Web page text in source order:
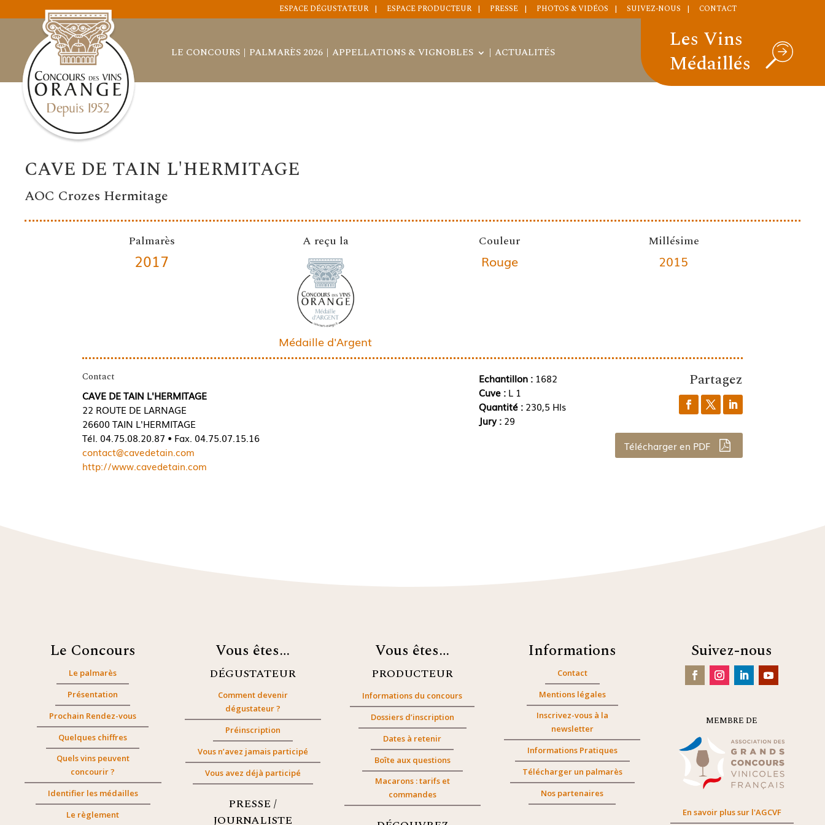
ESPACE DÉGUSTATEUR ESPACE PRODUCTEUR PRESSE PHOTOS & VIDÉOS SUIVEZ-NOUS CONTACT
LE CONCOURS PALMARÈS 2026 APPELLATIONS & VIGNOBLES ACTUALITÉS
Les Vins
Médaillés
CAVE DE TAIN L'HERMITAGE
AOC Crozes Hermitage
Palmarès
2017
A reçu la
Médaille d'Argent
Couleur
Rouge
Millésime
2015
Contact
CAVE DE TAIN L'HERMITAGE
22 ROUTE DE LARNAGE
26600 TAIN L'HERMITAGE
Tél. 04.75.08.20.87 • Fax. 04.75.07.15.16
contact@cavedetain.com
http://www.cavedetain.com
Echantillon :1682
Cuve : L 1
Quantité : 230,5 Hls
Jury : 29
Partagez
Télécharger en PDF
Le Concours
Le palmarès
Présentation
Prochain Rendez-vous
Quelques chiffres
Quels vins peuvent
concourir ?
Identifier les médailles
Le règlement
Vous êtes…
DÉGUSTATEUR
Comment devenir
dégustateur ?
Préinscription
Vous n’avez jamais participé
Vous avez déjà participé
PRESSE /
JOURNALISTE
Vous êtes…
PRODUCTEUR
Informations du concours
Dossiers d’inscription
Dates à retenir
Boîte aux questions
Macarons : tarifs et
commandes
Informations
Contact
Mentions légales
Inscrivez-vous à la
newsletter
Informations Pratiques
Télécharger un palmarès
Nos partenaires
Suivez-nous
MEMBRE DE
En savoir plus sur l'AGCVF